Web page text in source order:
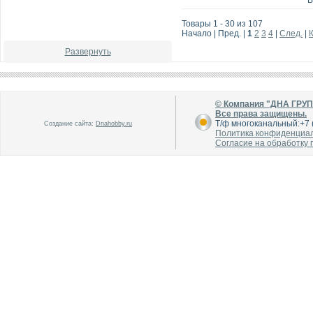
Развернуть
Товары 1 - 30 из 107
Начало | Пред. | 1 2 3 4 След.
Создание сайта: Dnahobby.ru
© Компания "ДНА
Все права защищены.
Т/ф
Политика
Согласие на